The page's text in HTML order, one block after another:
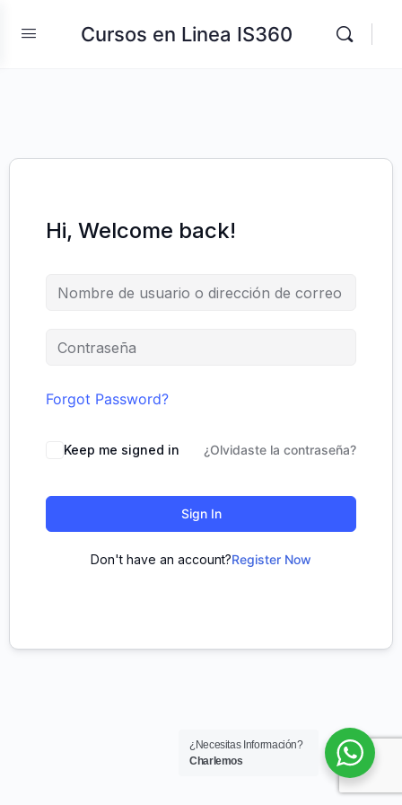
Cursos en Linea IS360
Hi, Welcome back!
Forgot Password?
Keep me signed in ¿Olvidaste la contraseña?
Sign In
Don't have an account?Register Now
¿Necesitas Información?
Charlemos